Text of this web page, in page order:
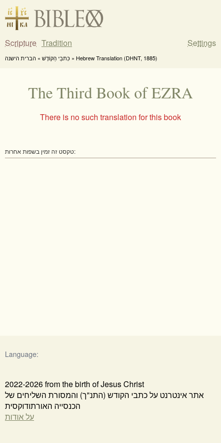
Scripture Tradition Settings
כִּתבֵי הַקוֹדֶשׁ » הברית הישנה » Hebrew Translation (DHNT, 1885)
The Third Book of EZRA
There is no such translation for this book
טקסט זה זמין בשפות אחרות:
Language:
2022-2026 from the birth of Jesus Christ
אתר אינטרנט על כתבי הקודש (התנ"ך) והמסורת השליחים של
הכנסייה האורתודוקסית
על אודות